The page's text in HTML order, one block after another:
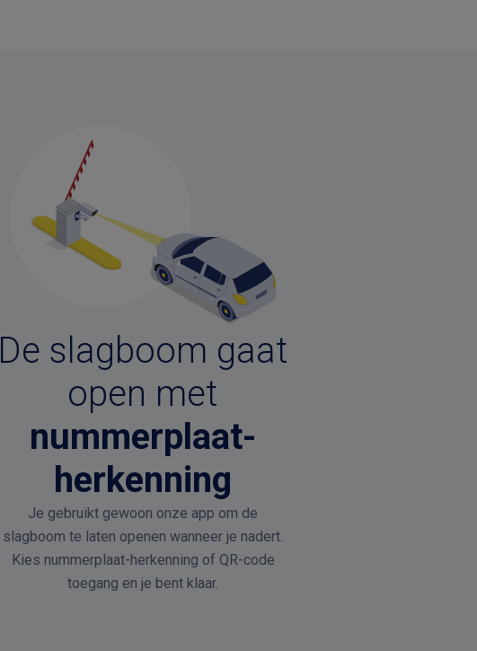
De slagboom gaat
open met
nummerplaat-
herkenning
Je gebruikt gewoon onze app om de
slagboom te laten openen wanneer je nadert.
Kies nummerplaat-herkenning of QR-code
toegang en je bent klaar.